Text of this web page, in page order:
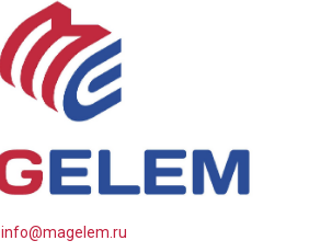
info@magelem.ru